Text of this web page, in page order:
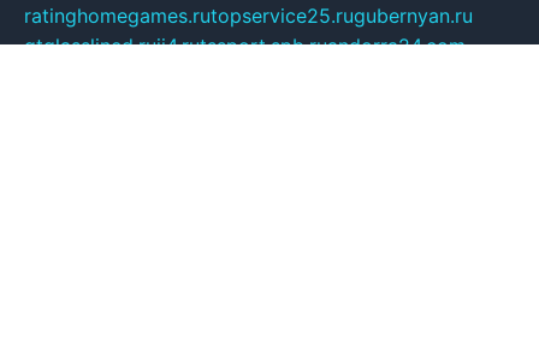
ratinghomegames.rutopservice25.rugubernyan.ru
gtglasslined.ruii4.rutssport.spb.ruandorra24.com